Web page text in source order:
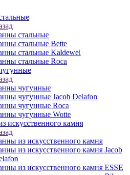
стальные
стальные Bette
стальные Kaldewei
стальные Roca
чугунные
чугунные Jacob Delafon
чугунные Roca
чугунные Wotte
искусственного камня
из искусственного камня
из искусственного камня Jacob
из искусственного камня ESSE